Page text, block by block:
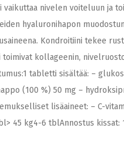
nivelen voiteluun ja
hyaluronihapon
Kondroitiini tekee
toimivat kollageenin,
tabletti sisältää: –
(100 %) 50 mg –
lisäaineet: – C-
45 kg4-6 tblAnnostus